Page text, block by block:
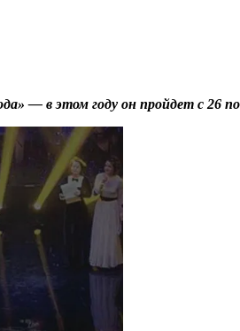
— в этом году он пройдет с 26